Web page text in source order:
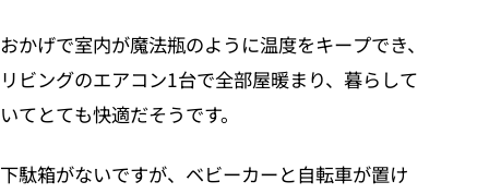
おかげで室内が魔法瓶のように温度をキープでき、
リビングのエアコン1台で全部屋暖まり、暮らして
いてとても快適だそうです。
下駄箱がないですが、ベビーカーと自転車が置け